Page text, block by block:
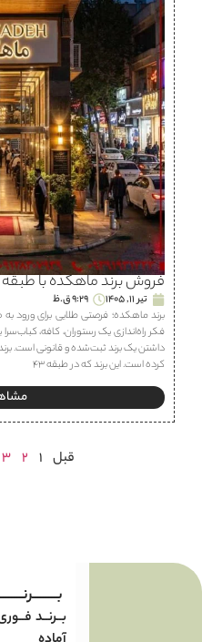
فروش برند ماهكده با طبقه ۴۳ خدمات غذایی و رستورانی
تیر 11, 1405
9:29 ق.ظ
برند ماهكده؛ فرصتی طلایی برای ورود
فکر راه‌اندازی یک رستوران، كافه،
داشتن یک برند ثبت‌شده و قانونی است.
کرده است. این برند که در طبقه ۴۳
قبل 1
2
3
بــرنــد